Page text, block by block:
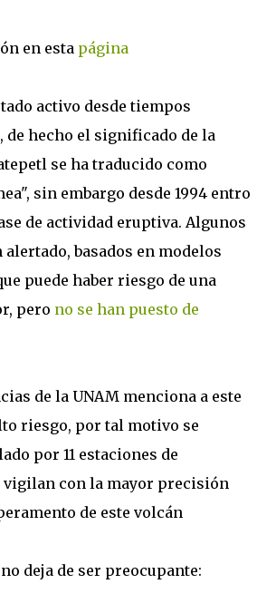
en esta página
activo desde tiempos
hecho el significado de la
se ha traducido como
sin embargo desde 1994 entro
de actividad eruptiva. Algunos
basados en modelos
puede haber riesgo de una
pero no se han puesto de
de la UNAM menciona a este
riesgo, por tal motivo se
por 11 estaciones de
vigilan con la mayor precisión
de este volcán
deja de ser preocupante: